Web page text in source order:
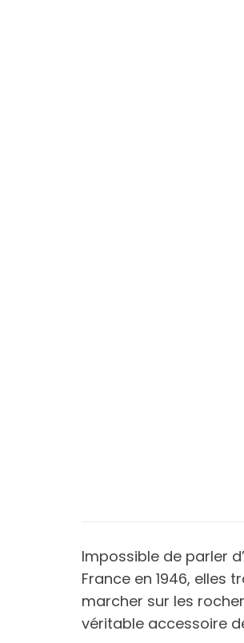
Impossible de parler
France en 1946, elles
marcher sur les
véritable accessoire